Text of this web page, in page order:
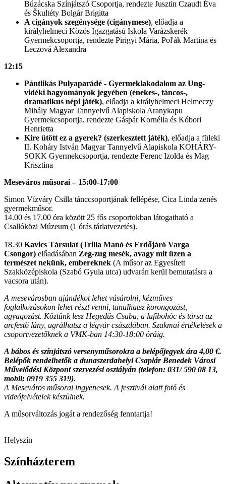
Búzácska Színjátszó Csoportja, rendezte Jusztin Czaudt Éva
és Škultéty Bolgár Brigitta
A cigányok szegénysége (cigánymese), előadja a
királyhelmeci Közös Igazgatású Iskola Varázskerék
Gyermekcsoportja, rendezte Pirigyi Mária, Poľák Martina és
Leczová Alexandra
12:15​
Pántlikás Pulyaparádé - Gyermeklakodalom az Ung-
vidéki hagyományok jegyében (énekes-, táncos-,
dramatikus népi játék), előadja a királyhelmeci Helmeczy
Mihály Magyar Tannyelvű Alapiskola Aranykapu
Gyermekcsoportja, rendezte Gáspár Kornélia és Kóbori
Henrietta
Kire ütött ez a gyerek? (szerkesztett játék), előadja a füleki
II. Koháry István Magyar Tannyelvű Alapiskola KOHÁRY-
SOKK Gyermekcsoportja, rendezte Ferenc Izolda és Mag
Krisztína
Meseváros műsorai – 15:00-17:00
​Simon Vízváry Csilla tánccsoportjának fellépése, Cica Linda zenés
gyermekműsor. ​
14.00 és 17.00 óra között 25 fős csoportokban látogatható a
Csallóközi Múzeum (1 órás tárlatvezetés). ​
18.30 Kavics Társulat (Trilla Manó és Erdőjáró Varga
Csongor) előadásában Zeg-zug mesék, avagy mit üzen a
természet nekünk, embereknek (A műsor az Egyesített
Szakközépiskola (Szabó Gyula utca) udvarán kerül bemutatásra a
vacsora után).
A mesevárosban ajándékot lehet vásárolni, kézműves
foglalkozásokon lehet részt venni, tanulhatsz korongozást,
agyagozást. Köztünk lesz Hegedűs Csaba, a lufibohóc és társa az
arcfestő lány, ugrálhatsz a légvár csúszdában. Szakmai értékelések a
csoportvezetőknek a VMK-ban 14:30-18:00 óráig.
A bábos és színjátszó versenyműsorokra a belépőjegyek ára 4,00 €.
Belépők rendelhetők a dunaszerdahelyi Csaplár Benedek Városi
Művelődési Központ szervezési osztályán (telefon: 031/ 590 08 13,
mobil: 0919 355 319).
A Meseváros műsorai ingyenesek. A fesztivál alatt fotó és
videófelvételek készülnek.
A műsorváltozás jogát a rendezőség fenntartja!
Helyszín
Színházterem